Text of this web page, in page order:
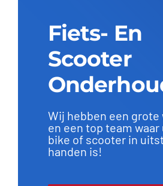
ContactFiets- En
Scooter
Wij hebben een grote
en een top team
bike of scooter in
handen is!